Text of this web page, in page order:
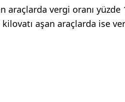
araçlarda vergi oranı yüzde
aşan araçlarda ise